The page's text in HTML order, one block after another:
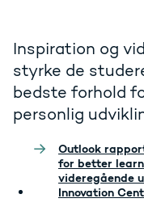
Inspiration og
styrke de
bedste forhold
personlig
Outlook
for better
videregående
Innovation